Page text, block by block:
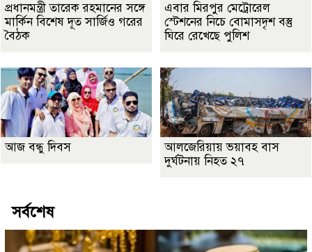
প্রধানমন্ত্রী তারেক রহমানের সঙ্গে
মার্কিন বিশেষ দূত সার্জিও গরের
বৈঠক
এবার মিরপুর মেট্রোরেল
স্টেশনের নিচে বোমাসদৃশ বস্তু
ঘিরে রেখেছে পুলিশ
আজ বন্ধু দিবস
আলজেরিয়ায় ভয়াবহ বাস
দুর্ঘটনায় নিহত ২৭
সর্বশেষ